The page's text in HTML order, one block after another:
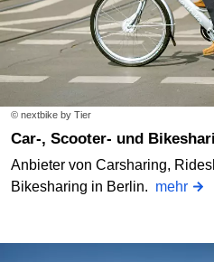
© nextbike by Tier
Car-, Scooter- und
Anbieter von Carsharing,
Bikesharing in Berlin. mehr